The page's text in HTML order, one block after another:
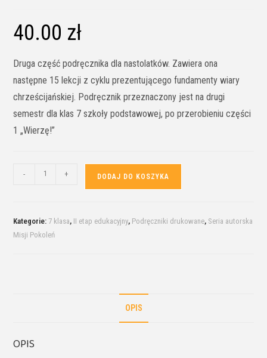
40.00 zł
Druga część podręcznika dla nastolatków. Zawiera ona
następne 15 lekcji z cyklu prezentującego fundamenty wiary
chrześcijańskiej. Podręcznik przeznaczony jest na drugi
semestr dla klas 7 szkoły podstawowej, po przerobieniu części
1 „Wierzę!”
- + DODAJ DO KOSZYKA
Kategorie: 7 klasa, II etap edukacyjny, Podręczniki drukowane, Seria autorska
Misji Pokoleń
OPIS
OPIS